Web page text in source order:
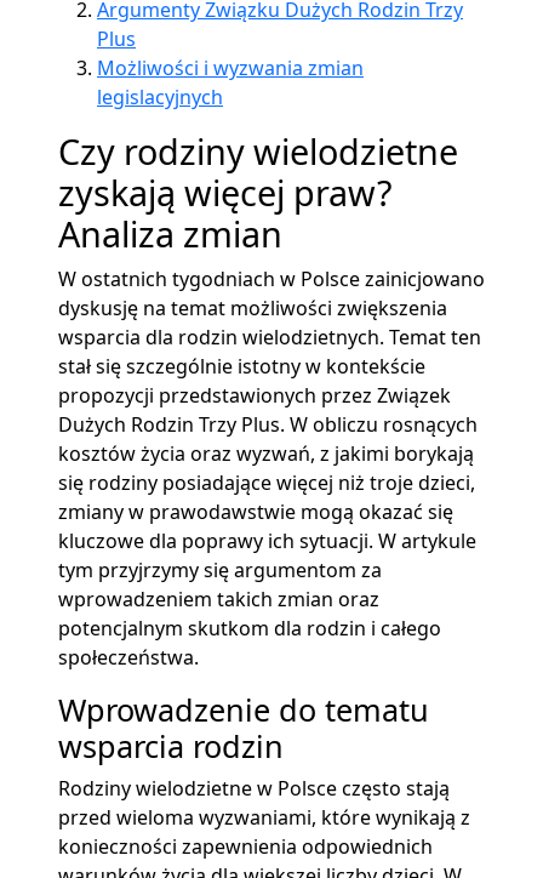
Argumenty Związku Dużych Rodzin Trzy
Plus
Możliwości i wyzwania zmian
legislacyjnych
Czy rodziny wielodzietne
zyskają więcej praw?
Analiza zmian
W ostatnich tygodniach w Polsce zainicjowano
dyskusję na temat możliwości zwiększenia
wsparcia dla rodzin wielodzietnych. Temat ten
stał się szczególnie istotny w kontekście
propozycji przedstawionych przez Związek
Dużych Rodzin Trzy Plus. W obliczu rosnących
kosztów życia oraz wyzwań, z jakimi borykają
się rodziny posiadające więcej niż troje dzieci,
zmiany w prawodawstwie mogą okazać się
kluczowe dla poprawy ich sytuacji. W artykule
tym przyjrzymy się argumentom za
wprowadzeniem takich zmian oraz
potencjalnym skutkom dla rodzin i całego
społeczeństwa.
Wprowadzenie do tematu
wsparcia rodzin
Rodziny wielodzietne w Polsce często stają
przed wieloma wyzwaniami, które wynikają z
konieczności zapewnienia odpowiednich